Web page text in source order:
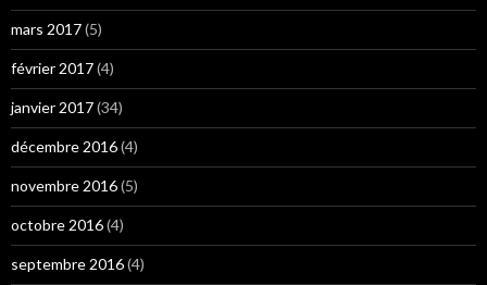
mars 2017(5)
février 2017(4)
janvier 2017(34)
décembre 2016(4)
novembre 2016(5)
octobre 2016(4)
septembre 2016(4)